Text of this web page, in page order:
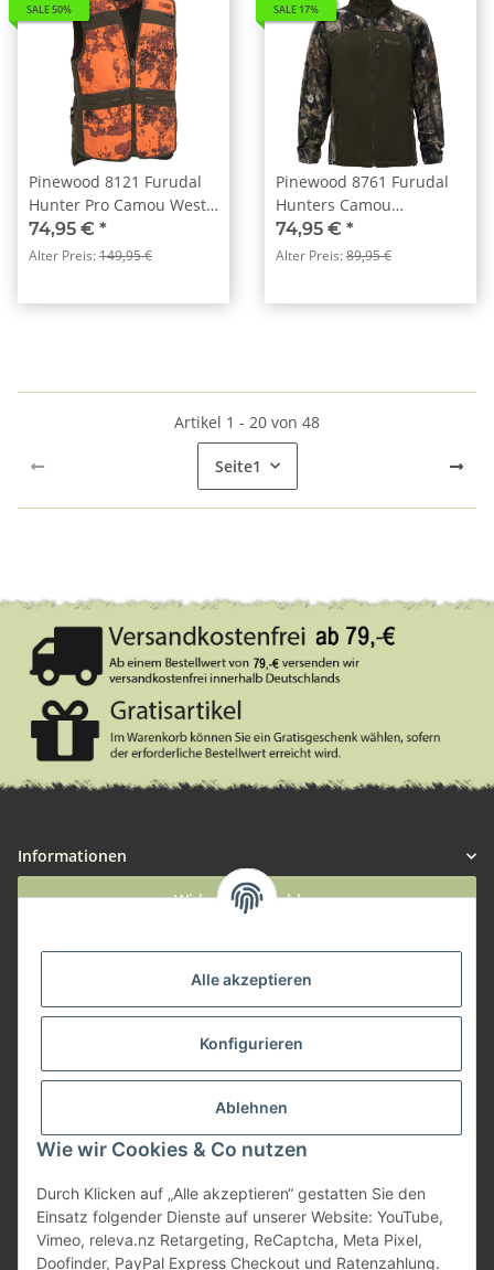
Alle akzeptieren
Konfigurieren
Ablehnen
Wie wir Cookies & Co nutzen
Durch Klicken auf „Alle akzeptieren“ gestatten Sie den
Einsatz folgender Dienste auf unserer Website: YouTube,
Vimeo, releva.nz Retargeting, ReCaptcha, Meta Pixel,
Doofinder, PayPal Express Checkout und Ratenzahlung.
SALE 50%
Pinewood 8121 Furudal
Hunter Pro Camou Weste
Strata
Blaze/Wildlederbraun
74,95 € *
Alter Preis:149,95 €
SALE 17%
Pinewood 8761 Furudal
Hunters Camou
Fleecejacke Atera
Camou/H.Green (994)
74,95 € *
Alter Preis:89,95 €
Artikel 1 - 20 von 48
Seite1
Informationen
Widerruf anmelden
Zahlungsmöglichkeiten